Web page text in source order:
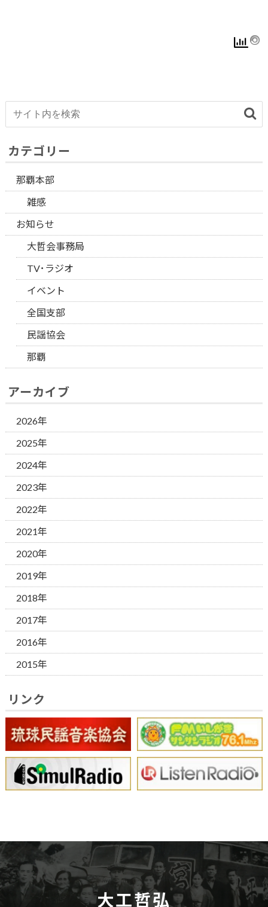
カテゴリー
那覇本部
雑感
お知らせ
大哲会事務局
TV･ラジオ
イベント
全国支部
民謡協会
那覇
アーカイブ
2026年
2025年
2024年
2023年
2022年
2021年
2020年
2019年
2018年
2017年
2016年
2015年
リンク
大工哲弘